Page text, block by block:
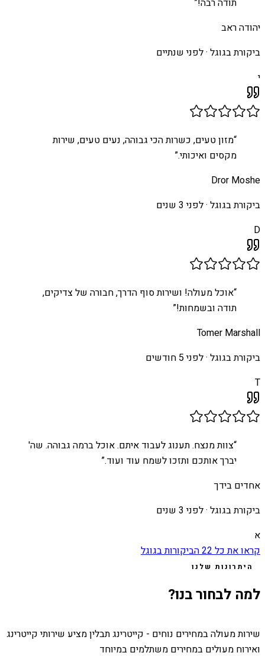
יהודה ראב
ביקורת בגוגל ·לפני שנתיים
י
“מזון טעים, כשרות הכי גבוהה, נעים טעים, שירות
מקסים ואיכותי.”
Dror Moshe
ביקורת בגוגל ·לפני 3 שנים
D
“אוכל מעולה! ושירות סוף הדרך, חבורה של צדיקים,
תודה ובשמחות!”
Tomer Marshall
ביקורת בגוגל ·לפני 5 חודשים
T
“צוות מנצח. תענוג לעבוד איתם. אוכל ברמה גבוהה. שה'
יברך אותכם ותזכו לשמח עוד ועוד.”
אחדים בידך
ביקורת בגוגל ·לפני 3 שנים
א
קראו את כל 22הביקורות בגוגל
היתרונות שלנו
למה לבחור בנו?
שירות מעולה במחירים נוחים - קייטרינג תבלין מציע שירותי קייטרינג
ואירוח מעולים במחירים משתלמים במיוחד